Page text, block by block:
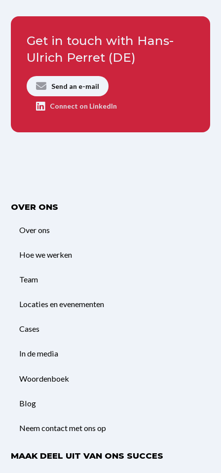
Get in touch with Hans-
Ulrich Perret (DE)
Send an e-mail
Connect on LinkedIn
OVER ONS
Over ons
Hoe we werken
Team
Locaties en evenementen
Cases
In de media
Woordenboek
Blog
Neem contact met ons op
MAAK DEEL UIT VAN ONS SUCCES